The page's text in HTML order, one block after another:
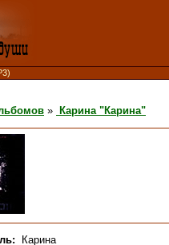
» Карина "Карина"
Карина